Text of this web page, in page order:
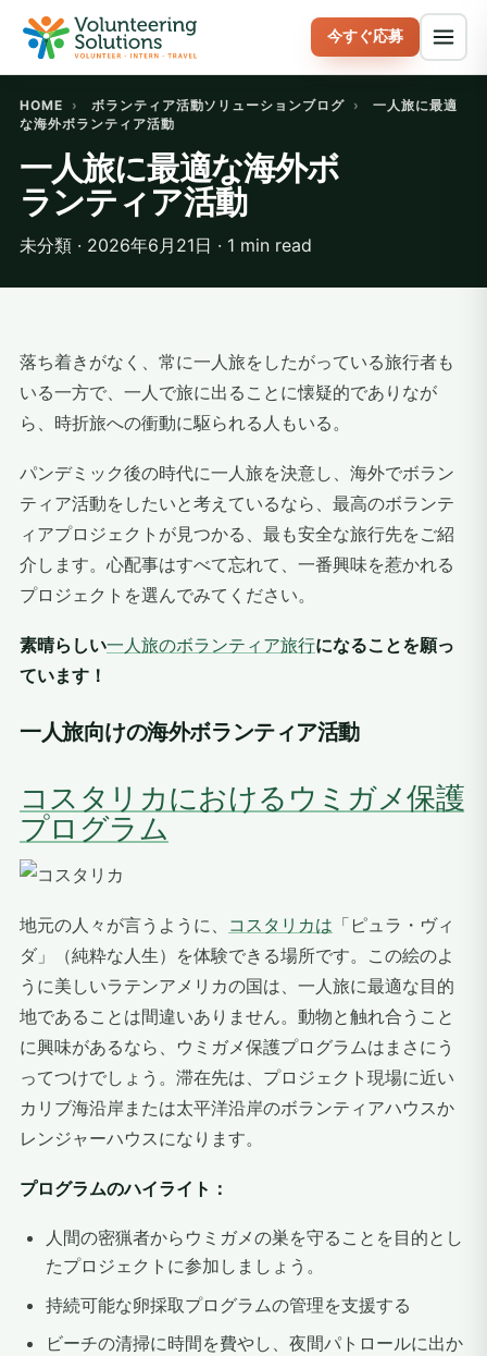
今すぐ応募
HOME › ボランティア活動ソリューションブログ ›
一人旅に最適
な海外ボランティア活動
一人旅に最適な海外ボ
ランティア活動
未分類 · 2026年6月21日 · 1 min read
落ち着きがなく、常に一人旅をしたがっている旅行者も
いる一方で、一人で旅に出ることに懐疑的でありなが
ら、時折旅への衝動に駆られる人もいる。
パンデミック後の時代に一人旅を決意し、海外でボラン
ティア活動をしたいと考えているなら、最高のボランテ
ィアプロジェクトが見つかる、最も安全な旅行先をご紹
介します。心配事はすべて忘れて、一番興味を惹かれる
プロジェクトを選んでみてください。
素晴らしい一人旅のボランティア旅行になることを願っ
ています！
一人旅向けの海外ボランティア活動
コスタリカにおけるウミガメ保護
プログラム
地元の人々が言うように、 コスタリカは 「ピュラ・ヴィ
ダ」（純粋な人生）を体験できる場所です。この絵のよ
うに美しいラテンアメリカの国は、一人旅に最適な目的
地であることは間違いありません。動物と触れ合うこと
に興味があるなら、ウミガメ保護プログラムはまさにう
ってつけでしょう。滞在先は、プロジェクト現場に近い
カリブ海沿岸または太平洋沿岸のボランティアハウスか
レンジャーハウスになります。
プログラムのハイライト：
人間の密猟者からウミガメの巣を守ることを目的とし
たプロジェクトに参加しましょう。
持続可能な卵採取プログラムの管理を支援する
ビーチの清掃に時間を費やし、夜間パトロールに出か